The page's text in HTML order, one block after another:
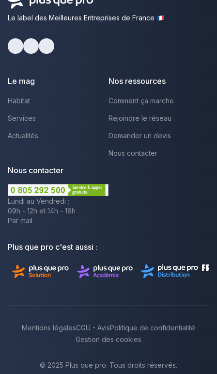
Le label des Meilleures Entreprises de France
Le mag
Habitat
Services
Actualités
Nos ressources
Comment ça marche
Rejoindre le réseau
Demander un devis
Nous contacter
Nous contacter
Lundi au Vendredi :
09h - 12h et 14h - 18h
Par mail
Plus que pro c'est aussi :
Mentions légalesCGU - AvisPolitique de confidentialité
Gestion des cookies
© 2025 Plus que pro. Tous droits réservés.